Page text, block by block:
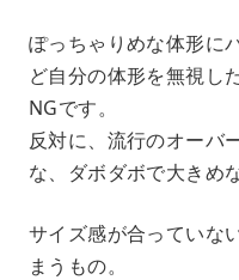
ぽっちゃりめな体形に
ど自分の体形を無視し
NGです。
反対に、流行のオーバ
な、ダボダボで大きめな
サイズ感が合っていな
まうもの。